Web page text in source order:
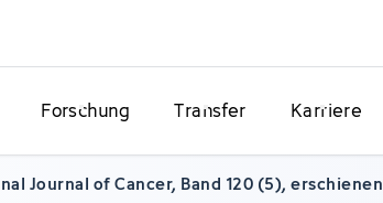
Forschung Transfer Karriere
Journal of Cancer, Band 120 (5), erschienen